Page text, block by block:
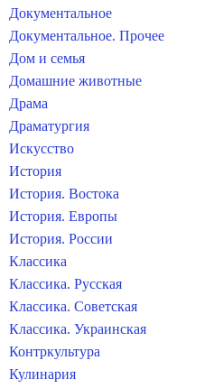
Документальное
Документальное. Прочее
Дом и семья
Домашние животные
Драма
Драматургия
Искусство
История
История. Востока
История. Европы
История. России
Классика
Классика. Русская
Классика. Советская
Классика. Украинская
Контркультура
Кулинария